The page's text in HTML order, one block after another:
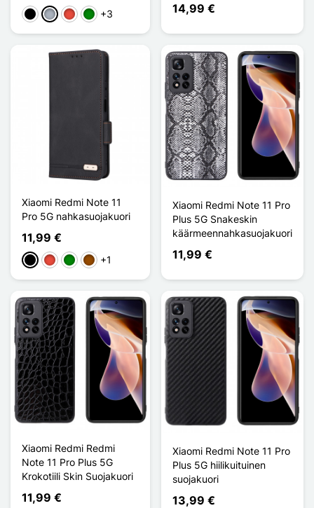
MustaHarmaaPunainen
Vihreä
+3 14,99 €
Xiaomi Redmi Note 11
Pro 5G nahkasuojakuori
11,99 €
MustaPunainen
VihreäRuskea
+1
Xiaomi Redmi Note 11 Pro
Plus 5G Snakeskin
käärmeennahkasuojakuori
11,99 €
Xiaomi Redmi Redmi
Note 11 Pro Plus 5G
Krokotiili Skin Suojakuori
11,99 €
Xiaomi Redmi Note 11 Pro
Plus 5G hiilikuituinen
suojakuori
13,99 €